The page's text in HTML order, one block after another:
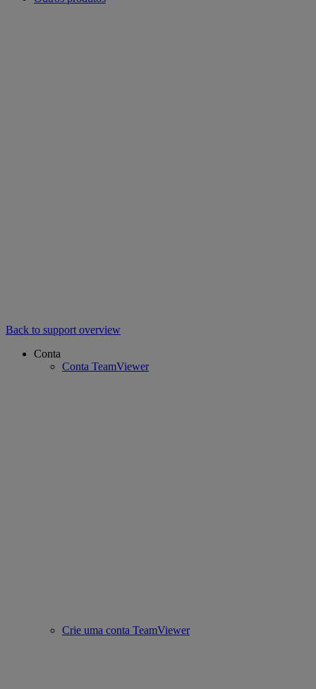
Back to support overview
Conta
Conta TeamViewer
Crie uma conta TeamViewer